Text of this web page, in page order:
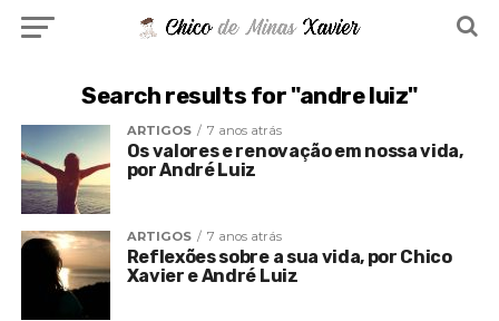
Search results for "andre luiz"
ARTIGOS 7 anos atrás
Os valores e renovação em nossa vida,
por André Luiz
ARTIGOS 7 anos atrás
Reflexões sobre a sua vida, por Chico
Xavier e André Luiz